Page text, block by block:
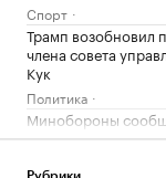
Спорт
Трамп возобновил
члена совета
Кук
Политика
Минобороны
Ивановки в